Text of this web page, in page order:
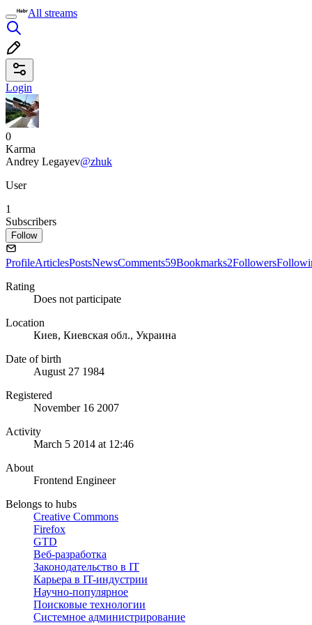
All streams
Login
0
Karma
Andrey Legayev@zhuk
User
1
Subscribers
Follow
ProfileArticlesPostsNewsComments59Bookmarks2Followers
Rating
Does not participate
Location
Киев, Киевская обл., Украина
Date of birth
August 27 1984
Registered
November 16 2007
Activity
March 5 2014 at 12:46
About
Frontend Engineer
Belongs to hubs
Creative Commons
Firefox
GTD
Веб-разработка
Законодательство в IT
Карьера в IT-индустрии
Научно-популярное
Поисковые технологии
Системное администрирование